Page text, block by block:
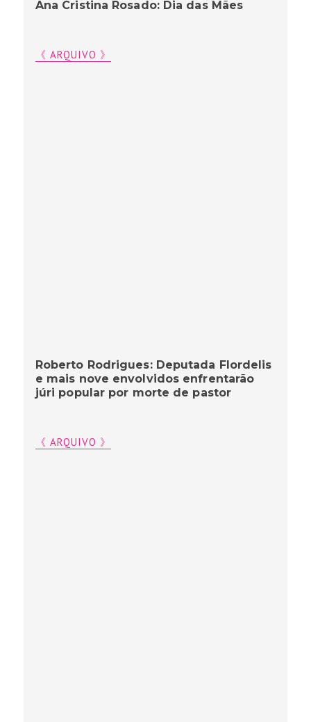
Ana Cristina Rosado: Dia das Mães
《 ARQUIVO 》
Roberto Rodrigues: Deputada Flordelis
e mais nove envolvidos enfrentarão
júri popular por morte de pastor
《 ARQUIVO 》